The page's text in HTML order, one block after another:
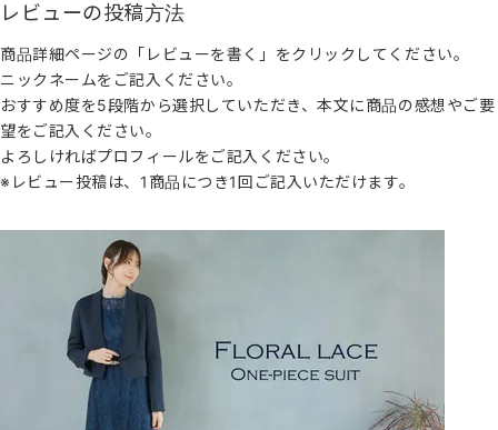
レビューの投稿方法
商品詳細ページの「レビューを書く」をクリックしてください。
ニックネームをご記入ください。
おすすめ度を5段階から選択していただき、本文に商品の感想やご要
望をご記入ください。
よろしければプロフィールをご記入ください。
※レビュー投稿は、1商品につき1回ご記入いただけます。